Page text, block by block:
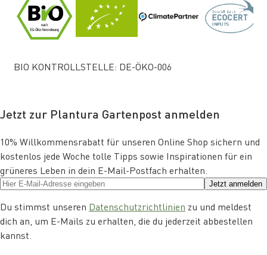
BIO KONTROLLSTELLE: DE-ÖKO-006
Jetzt zur Plantura Gartenpost anmelden
10% Willkommensrabatt für unseren Online Shop sichern und
kostenlos jede Woche tolle Tipps sowie Inspirationen für ein
grüneres Leben in dein E-Mail-Postfach erhalten.
Jetzt anmelden
Du stimmst unseren Datenschutzrichtlinien zu und meldest
dich an, um E-Mails zu erhalten, die du jederzeit abbestellen
kannst.